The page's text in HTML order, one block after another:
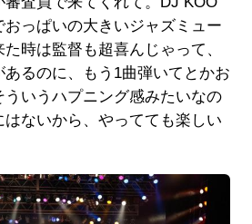
おっぱいの大きいジャズミュー
時は監督も超喜んじゃって、
るのに、もう1曲弾いてとかお
いうハプニング感みたいなの
ないから、やってても楽しい